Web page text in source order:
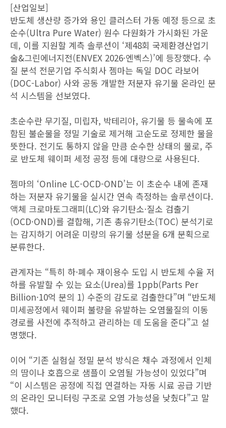
[산업일보]
반도체 생산량 증가와 용인 클러스터 가동 예정 등으로 초
순수(Ultra Pure Water) 원수 다원화가 가시화된 가운
데, 이를 지원할 계측 솔루션이 ‘제48회 국제환경산업기
술&그린에너지전(ENVEX 2026·엔벡스)’에 등장했다. 수
질 분석 전문기업 주식회사 젬마는 독일 DOC 라보어
(DOC-Labor) 사와 공동 개발한 저분자 유기물 온라인 분
석 시스템을 선보였다.
초순수란 무기질, 미립자, 박테리아, 유기물 등 물속에 포
함된 불순물을 정밀 기술로 제거해 고순도로 정제한 물을
뜻한다. 전기도 통하지 않을 만큼 순수한 상태의 물로, 주
로 반도체 웨이퍼 세정 공정 등에 대량으로 사용된다.
젬마의 ‘Online LC-OCD-OND’는 이 초순수 내에 존재
하는 저분자 유기물을 실시간 연속 측정하는 솔루션이다.
액체 크로마토그래피(LC)와 유기탄소·질소 검출기
(OCD·OND)를 결합해, 기존 총유기탄소(TOC) 분석기로
는 감지하기 어려운 미량의 유기물 성분을 6개 분획으로
분류한다.
관계자는 “특히 하·폐수 재이용수 도입 시 반도체 수율 저
하를 유발할 수 있는 요소(Urea)를 1ppb(Parts Per
Billion·10억 분의 1) 수준의 감도로 검출한다”며 “반도체
미세공정에서 웨이퍼 불량을 유발하는 오염물질의 이동
경로를 사전에 추적하고 관리하는 데 도움을 준다”고 설
명했다.
이어 “기존 실험실 정밀 분석 방식은 채수 과정에서 인체
의 땀이나 호흡으로 샘플이 오염될 가능성이 있었다”며
“이 시스템은 공정에 직접 연결하는 자동 시료 공급 기반
의 온라인 모니터링 구조로 오염 가능성을 낮췄다”고 말
했다.